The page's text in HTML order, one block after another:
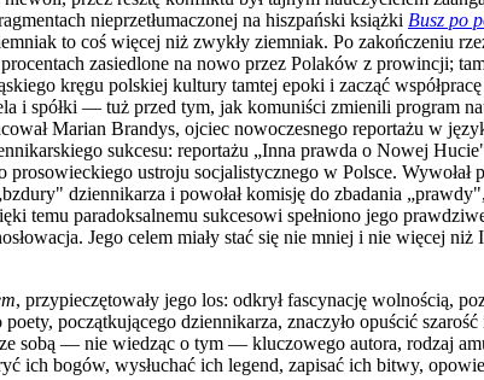
nieprzetłumaczonej na hiszpański książki Busz po
to coś więcej niż zwykły ziemniak. Po zakończeniu
zasiedlone na nowo przez Polaków z prowincji;
kręgu polskiej kultury tamtej epoki i zacząć
i spółki — tuż przed tym, jak komuniści zmienili program
Marian Brandys, ojciec nowoczesnego reportażu w
sukcesu: reportażu „Inna prawda o Nowej
ustroju socjalistycznego w Polsce. Wywołał
dziennikarza i powołał komisję do zbadania
temu paradoksalnemu sukcesowi spełniono jego
Jego celem miały stać się nie mniej i nie więcej
, przypieczętowały jego los: odkrył fascynację wolnością,
początkującego dziennikarza, znaczyło opuścić
sobą — nie wiedząc o tym — kluczowego autora, rodzaj
ich bogów, wysłuchać ich legend, zapisać ich bitwy,